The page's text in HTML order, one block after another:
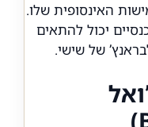
האינסופית שלו.
יכול להתאים
של שישי.